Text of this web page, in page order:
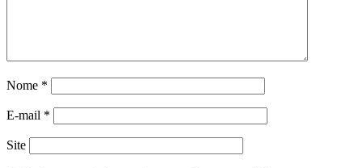
Nome *
E-mail *
Site